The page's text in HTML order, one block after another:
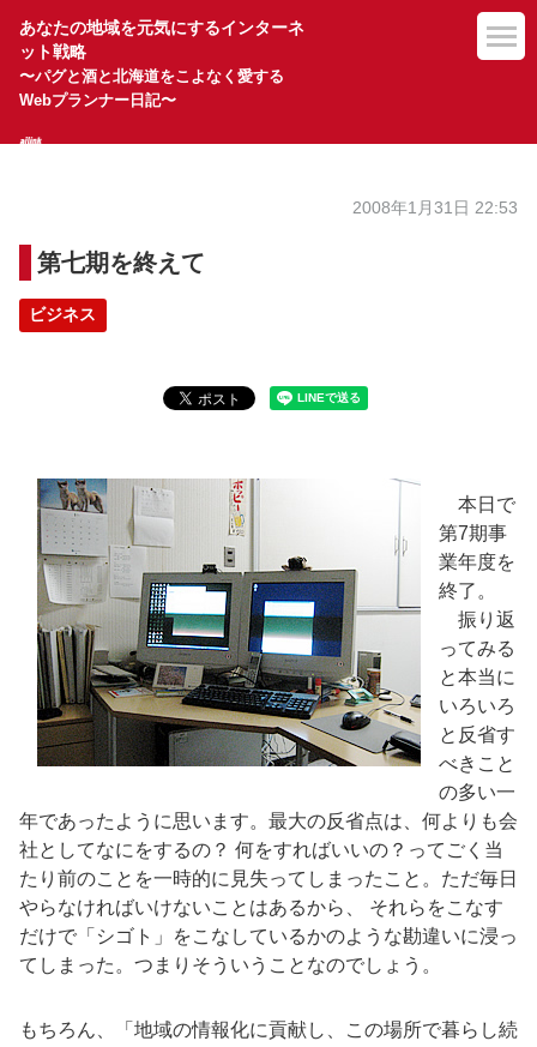
あなたの地域を元気にするインターネ
ット戦略
〜パグと酒と北海道をこよなく愛する
Webプランナー日記〜
2008年1月31日 22:53
第七期を終えて
ビジネス
本日で
第7期事
業年度を
終了。
振り返
ってみる
と本当に
いろいろ
と反省す
べきこと
の多い一
年であったように思います。最大の反省点は、何よりも会
社としてなにをするの？ 何をすればいいの？ってごく当
たり前のことを一時的に見失ってしまったこと。ただ毎日
やらなければいけないことはあるから、 それらをこなす
だけで「シゴト」をこなしているかのような勘違いに浸っ
てしまった。つまりそういうことなのでしょう。
もちろん、「地域の情報化に貢献し、この場所で暮らし続